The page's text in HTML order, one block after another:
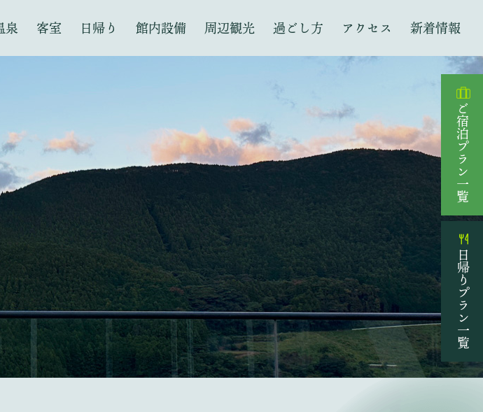
泉 客室 日帰り 館内設備 周辺観光 過ごし方 アクセス 新着情報
ご宿泊プラン一覧
日帰りプラン一覧